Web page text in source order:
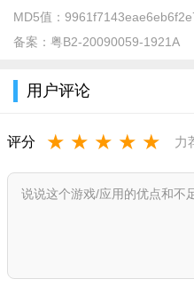
和平营地app怎么用？
MD5值：
备案： 粤B2-20090059-1921A
用户评论
评分 ★ ★ ★ ★ ★ 力